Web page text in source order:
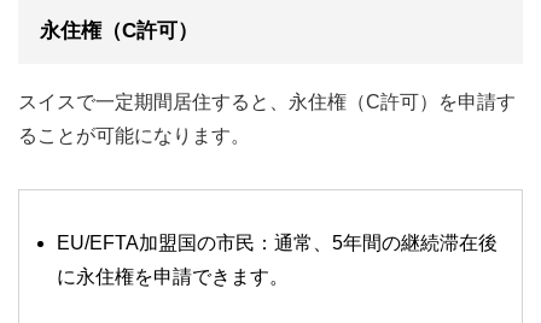
永住権（C許可）
スイスで一定期間居住すると、永住権（C許可）を申請す
ることが可能になります。
EU/EFTA加盟国の市民：通常、5年間の継続滞在後
に永住権を申請できます。